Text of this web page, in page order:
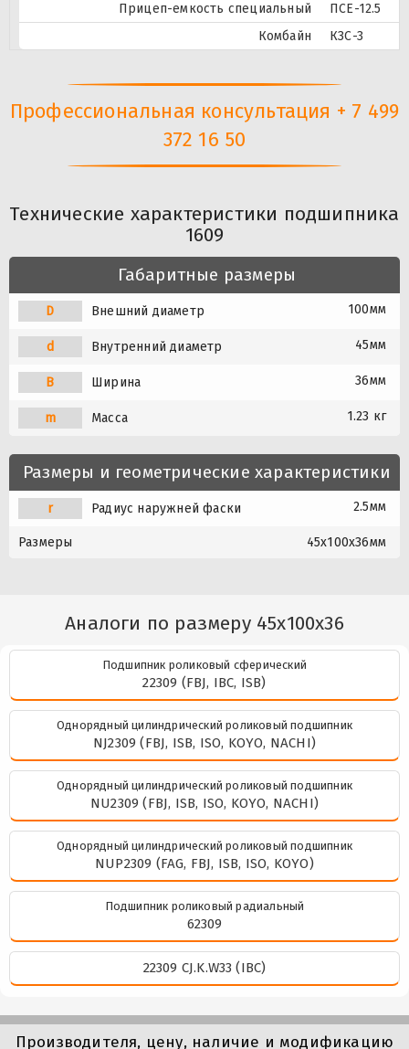
Прицеп-емкость специальный
ПСЕ-12.5
Комбайн
КЗС-3
Профессиональная консультация + 7 499
372 16 50
Технические характеристики подшипника
1609
Габаритные размеры
D Внешний диаметр 100мм
d Внутренний диаметр 45мм
B Ширина 36мм
m Масса 1.23 кг
Размеры и геометрические характеристики
r Радиус наружней фаски 2.5мм
Размеры 45x100x36мм
Аналоги по размеру 45x100x36
Подшипник роликовый сферический
22309 (FBJ, IBC, ISB)
Однорядный цилиндрический роликовый подшипник
NJ2309 (FBJ, ISB, ISO, KOYO, NACHI)
Однорядный цилиндрический роликовый подшипник
NU2309 (FBJ, ISB, ISO, KOYO, NACHI)
Однорядный цилиндрический роликовый подшипник
NUP2309 (FAG, FBJ, ISB, ISO, KOYO)
Подшипник роликовый радиальный
62309
22309 CJ.K.W33 (IBC)
Производителя, цену, наличие и модификацию